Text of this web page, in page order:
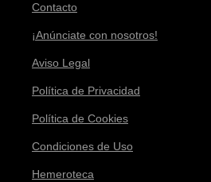
Contacto
¡Anúnciate con nosotros!
Aviso Legal
Política de Privacidad
Política de Cookies
Condiciones de Uso
Hemeroteca